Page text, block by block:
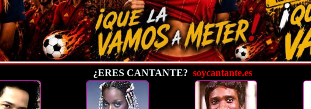
¿ERES CANTANTE? soycantante.es